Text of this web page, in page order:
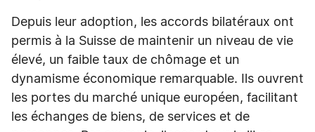
Depuis leur adoption, les accords bilatéraux ont
permis à la Suisse de maintenir un niveau de vie
élevé, un faible taux de chômage et un
dynamisme économique remarquable. Ils ouvrent
les portes du marché unique européen, facilitant
les échanges de biens, de services et de